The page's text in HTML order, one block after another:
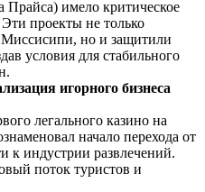
Прайса) имело критическое
проекты не только
но и защитили
условия для стабильного
игорного бизнеса
легального казино на
начало перехода от
к индустрии развлечений.
поток туристов и